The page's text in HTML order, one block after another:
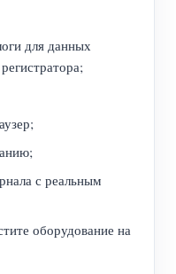
для данных
с реальным
оборудование на